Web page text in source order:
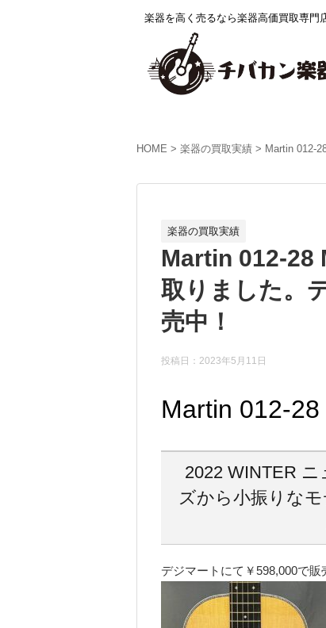
楽器を高く売るなら楽器高価買取専門
HOME 楽器の買取実績 Martin 012-
楽器の買取実績
Martin 012-28
取りました。
売中！
投稿日：2023年5月11日
Martin 012-
2022 WINTER
ズから小振りな
デジマートにて￥598,000で販